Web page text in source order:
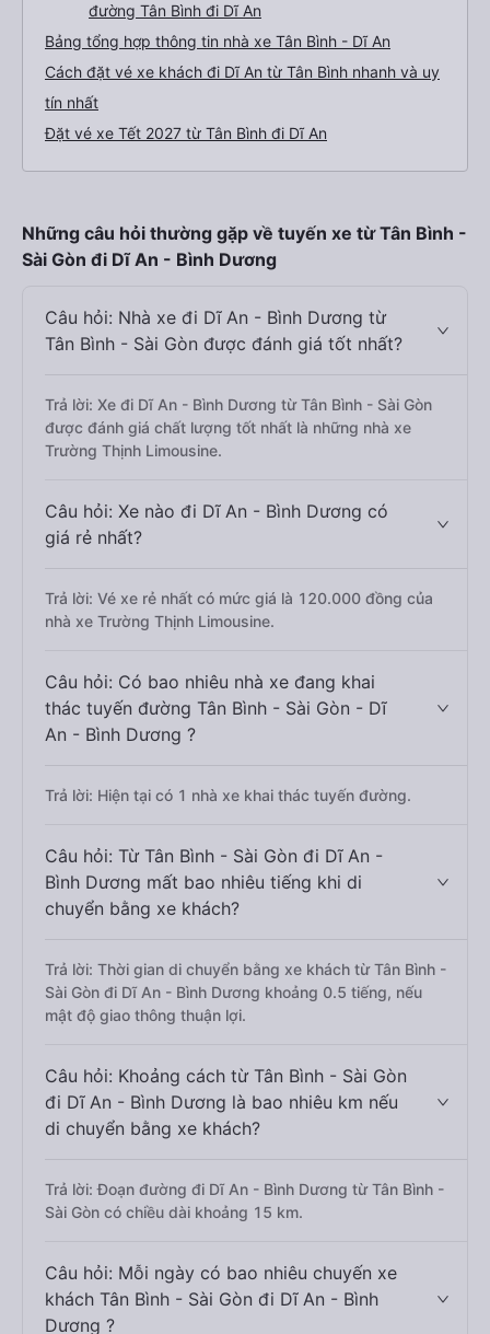
đường Tân Bình đi Dĩ An
Bảng tổng hợp thông tin nhà xe Tân Bình - Dĩ An
Cách đặt vé xe khách đi Dĩ An từ Tân Bình nhanh và uy
tín nhất
Đặt vé xe Tết 2027 từ Tân Bình đi Dĩ An
Những câu hỏi thường gặp về tuyến xe từ Tân Bình -
Sài Gòn đi Dĩ An - Bình Dương
Câu hỏi: Nhà xe đi Dĩ An - Bình Dương từ
Tân Bình - Sài Gòn được đánh giá tốt nhất?
Trả lời: Xe đi Dĩ An - Bình Dương từ Tân Bình - Sài Gòn
được đánh giá chất lượng tốt nhất là những nhà xe
Trường Thịnh Limousine.
Câu hỏi: Xe nào đi Dĩ An - Bình Dương có
giá rẻ nhất?
Trả lời: Vé xe rẻ nhất có mức giá là 120.000 đồng của
nhà xe Trường Thịnh Limousine.
Câu hỏi: Có bao nhiêu nhà xe đang khai
thác tuyến đường Tân Bình - Sài Gòn - Dĩ
An - Bình Dương ?
Trả lời: Hiện tại có 1 nhà xe khai thác tuyến đường.
Câu hỏi: Từ Tân Bình - Sài Gòn đi Dĩ An -
Bình Dương mất bao nhiêu tiếng khi di
chuyển bằng xe khách?
Trả lời: Thời gian di chuyển bằng xe khách từ Tân Bình -
Sài Gòn đi Dĩ An - Bình Dương khoảng 0.5 tiếng, nếu
mật độ giao thông thuận lợi.
Câu hỏi: Khoảng cách từ Tân Bình - Sài Gòn
đi Dĩ An - Bình Dương là bao nhiêu km nếu
di chuyển bằng xe khách?
Trả lời: Đoạn đường đi Dĩ An - Bình Dương từ Tân Bình -
Sài Gòn có chiều dài khoảng 15 km.
Câu hỏi: Mỗi ngày có bao nhiêu chuyến xe
khách Tân Bình - Sài Gòn đi Dĩ An - Bình
Dương ?